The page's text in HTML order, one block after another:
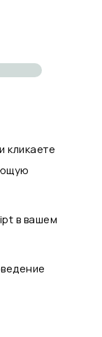
кликаете
в вашем